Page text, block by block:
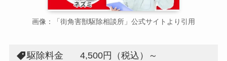
画像：「街角害獣駆除相談所」公式サイトより引用
駆除料金
4,500円（税込）～